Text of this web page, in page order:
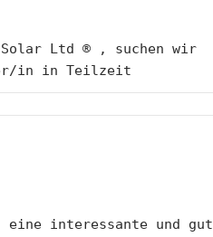
Solar Ltd ® , suchen wir
in in Teilzeit
eine interessante und gut